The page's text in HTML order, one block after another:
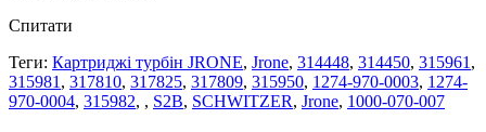
Спитати
Теги: Картриджі турбін JRONE, Jrone, 314448, 314450, 315961 ,
315981 , 317810, 317825, 317809, 315950, 1274-970-0003, 1274-
970-0004, 315982, , S2B, SCHWITZER, Jrone, 1000-070-007